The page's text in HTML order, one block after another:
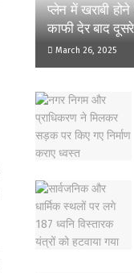
प्लेन में खराबी
काफी देर बाद
March 26, 2025